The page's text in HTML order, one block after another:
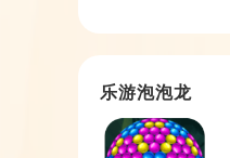
乐游泡泡龙